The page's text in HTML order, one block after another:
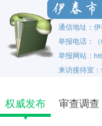
通信地址：
举报电话：
举报网站：
来访接待室
权威发布 审查调查